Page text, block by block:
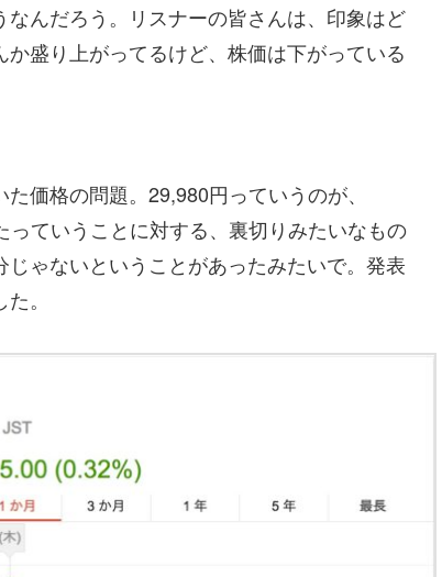
んだろう。リスナーの皆さんは、印象はど
か盛り上がってるけど、株価は下がっている
価格の問題。29,980円っていうのが、
っていうことに対する、裏切りみたいなもの
じゃないということがあったみたいで。発表
。